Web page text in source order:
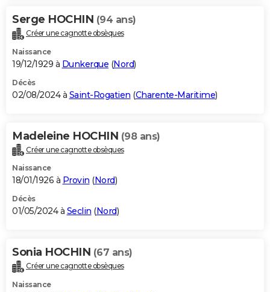
Serge HOCHIN (94 ans)
Créer une cagnotte obsèques
Naissance
19/12/1929 à Dunkerque (Nord)
Décès
02/08/2024 à Saint-Rogatien (Charente-Maritime)
Madeleine HOCHIN (98 ans)
Créer une cagnotte obsèques
Naissance
18/01/1926 à Provin (Nord)
Décès
01/05/2024 à Seclin (Nord)
Sonia HOCHIN (67 ans)
Créer une cagnotte obsèques
Naissance